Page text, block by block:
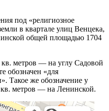
под «религиозное
в квартале улиц Венцека,
общей площадью 1704
метров — на углу Садовой
обозначен «для
Такое же обозначение у
метров — на Ленинской.